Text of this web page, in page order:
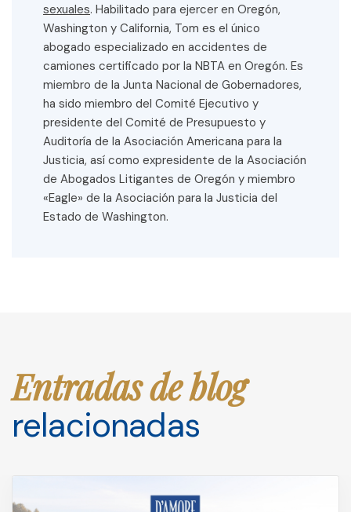
sexuales. Habilitado para ejercer en Oregón,
Washington y California, Tom es el único
abogado especializado en accidentes de
camiones certificado por la NBTA en Oregón. Es
miembro de la Junta Nacional de Gobernadores,
ha sido miembro del Comité Ejecutivo y
presidente del Comité de Presupuesto y
Auditoría de la Asociación Americana para la
Justicia, así como expresidente de la Asociación
de Abogados Litigantes de Oregón y miembro
«Eagle» de la Asociación para la Justicia del
Estado de Washington.
Entradas de blog
relacionadas